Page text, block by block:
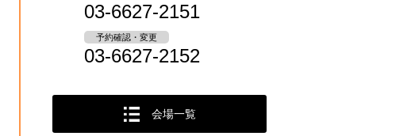
03-6627-2151
予約確認・変更
03-6627-2152
会場一覧